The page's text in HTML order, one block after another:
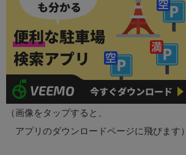
（画像をタップすると、
アプリのダウンロードページに飛びます）